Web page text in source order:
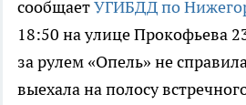
сообщаетУГИБДД по
18:50 на улице Прокофьева
за рулем «Опель» не
выехала на полосу